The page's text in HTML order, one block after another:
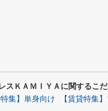
スＫＡＭＩＹＡに関するこ
特集】単身向け 【賃貸特集